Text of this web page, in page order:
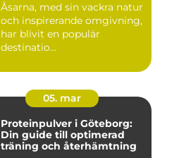
Åsarna, med sin vackra natur
och inspirerande omgivning,
har blivit en populär
destinatio...
05. mar
Proteinpulver i Göteborg:
Din guide till optimerad
träning och återhämtning